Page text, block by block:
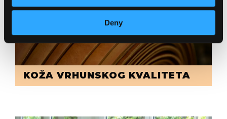
Deny
KOŽA VRHUNSKOG KVALITETA